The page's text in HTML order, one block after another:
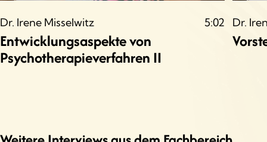
Dr. Irene Misselwitz 5:02
Entwicklungsaspekte von
Psychotherapieverfahren II
Dr.